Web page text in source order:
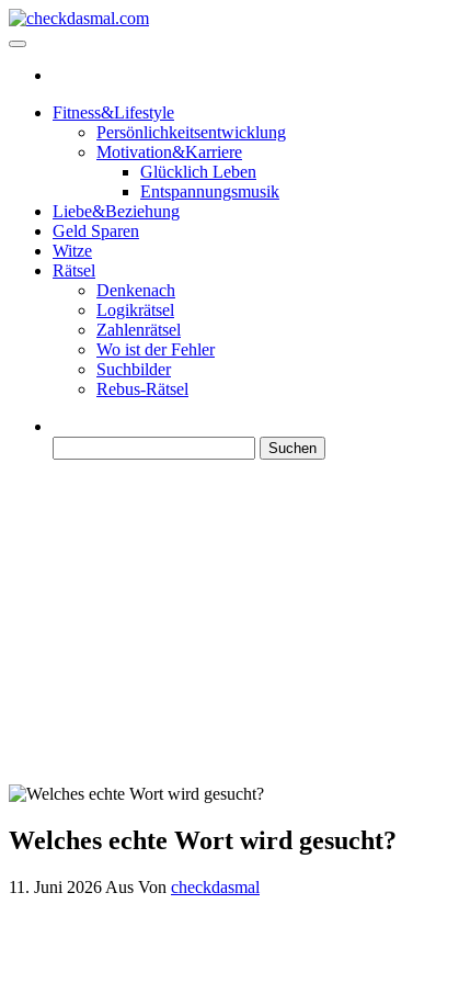
Zum
Inhalt
Fitness&Lifestyle
Persönlichkeitsentwicklung
Motivation&Karriere
Glücklich Leben
Entspannungsmusik
Liebe&Beziehung
Geld Sparen
Witze
Rätsel
Denkenach
Logikrätsel
Zahlenrätsel
Wo ist der Fehler
Suchbilder
Rebus-Rätsel
nach:
Welches echte Wort wird gesucht?
11. Juni 2026 Aus Von checkdasmal